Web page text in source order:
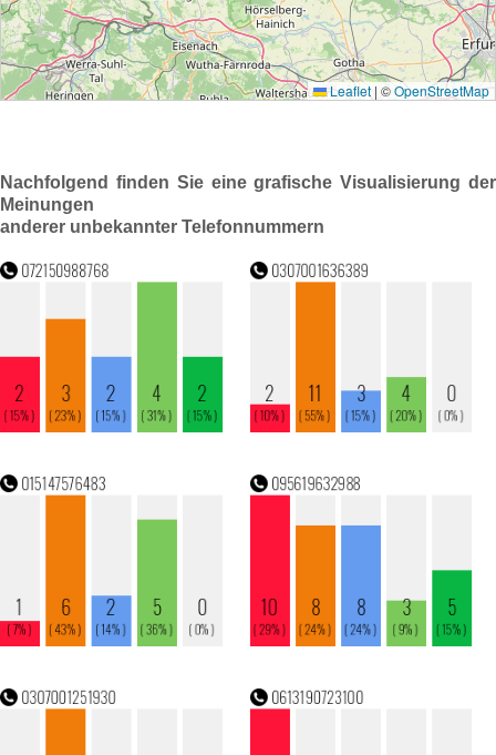
Nachfolgend finden Sie eine grafische Visualisierung der
Meinungen
anderer unbekannter Telefonnummern